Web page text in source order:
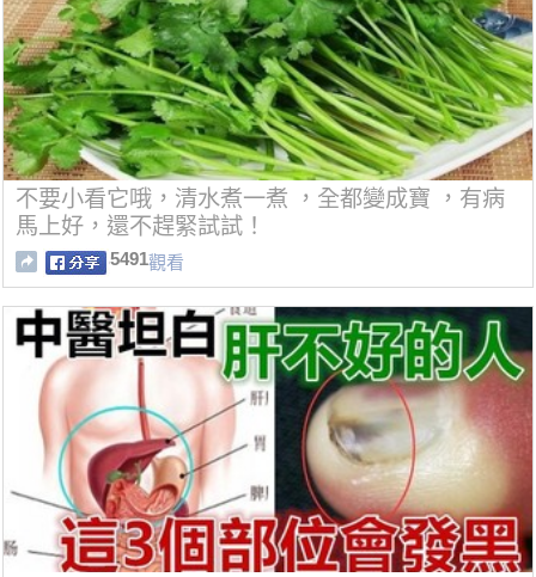
不要小看它哦，清水煮一煮 ，全都變成寶 ，有病
馬上好，還不趕緊試試！
5491觀看